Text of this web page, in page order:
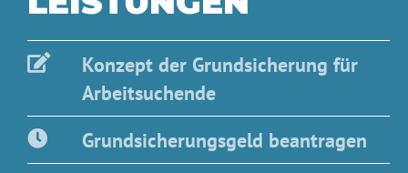
Konzept der Grundsicherung für
Arbeitsuchende
Grundsicherungsgeld beantragen